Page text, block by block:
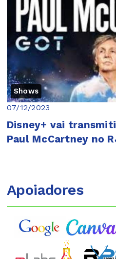
Shows
07/12/2023
Disney+ vai
Paul McCartney no
Apoiadores